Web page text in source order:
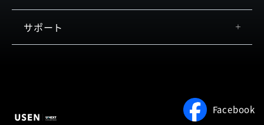
USEN MUSIC PRX／Enterprise
店内放送
サポート
サービスをご利用中の方
Facebook